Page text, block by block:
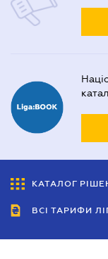
КАТАЛОГ
ВСІ ТАРИФИ